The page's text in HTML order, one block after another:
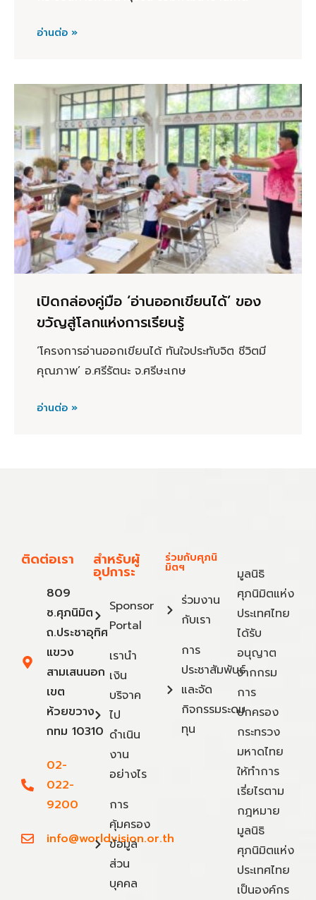
อ่านต่อ »
เปิดกล่องคู่มือ ‘อ่านออกเขียนได้’ ของ
ขวัญสู่โลกแห่งการเรียนรู้
‘โครงการอ่านออกเขียนได้ ทันใจประทับจิต ชีวิตมี
คุณภาพ’ อ.ศรีรัตนะ จ.ศรีษะเกษ
อ่านต่อ »
ติดต่อเรา
809
ซ.ศุภนิมิต
ถ.ประชาอุทิศ
แขวง
สามเสนนอก
เขต
ห้วยขวาง
กทม 10310
02-
022-
9200
info@worldvision.or.th
สำหรับผู้
อุปการะ
Sponsor
Portal
เรานำ
เงิน
บริจาค
ไป
ดำเนิน
งาน
อย่างไร
การ
คุ้มครอง
ข้อมูล
ส่วน
บุคคล
ร่วมกับศุภนิ
มิตฯ
ร่วมงาน
กับเรา
การ
ประชาสัมพันธ์
และจัด
กิจกรรมระดม
ทุน
มูลนิธิ
ศุภนิมิตแห่ง
ประเทศไทย
ได้รับ
อนุญาต
จากกรม
การ
ปกครอง
กระทรวง
มหาดไทย
ให้ทำการ
เรี่ยไรตาม
กฎหมาย
มูลนิธิ
ศุภนิมิตแห่ง
ประเทศไทย
เป็นองค์กร